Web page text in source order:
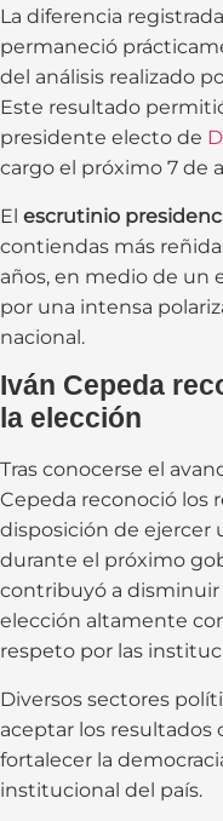
La diferencia
permaneció
del análisis realizado
Este resultado
presidente electo de
cargo el próximo 7 de
El escrutinio
contiendas más
años, en medio de un
por una intensa
nacional.
Iván Cepeda
la elección
Tras conocerse el
Cepeda reconoció los
disposición de ejercer
durante el próximo
contribuyó a disminuir
elección altamente
respeto por las
Diversos sectores
aceptar los resultados
fortalecer la
institucional del país.